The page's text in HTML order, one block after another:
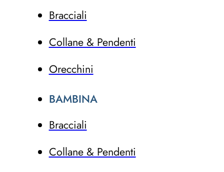
Bracciali
Collane & Pendenti
Orecchini
BAMBINA
Bracciali
Collane & Pendenti